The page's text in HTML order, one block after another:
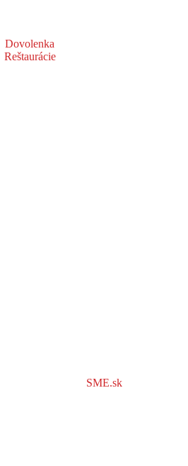
Dovolenka
Reštaurácie
SME.sk